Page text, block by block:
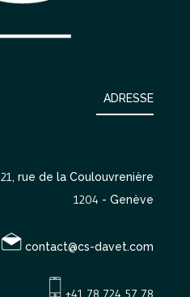
ADRESSE
21, rue de la Coulouvrenière
1204 - Genève
contact@cs-davet.com
+41 78 724 57 78